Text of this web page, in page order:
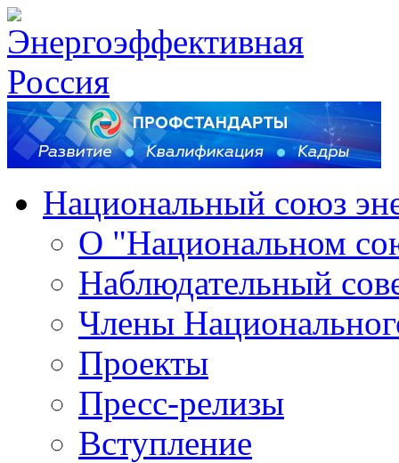
Национальный союз
О "Национальном
Наблюдательный
Члены
Проекты
Пресс-релизы
Вступление